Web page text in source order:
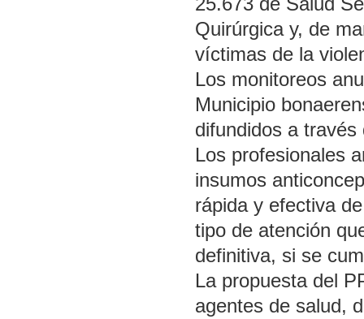
Quirúrgica y, de
víctimas de la
Los monitoreos
Municipio
difundidos a
Los profesionales
insumos
rápida y efectiva
tipo de atención
definitiva, si se
La propuesta del
agentes de salud,